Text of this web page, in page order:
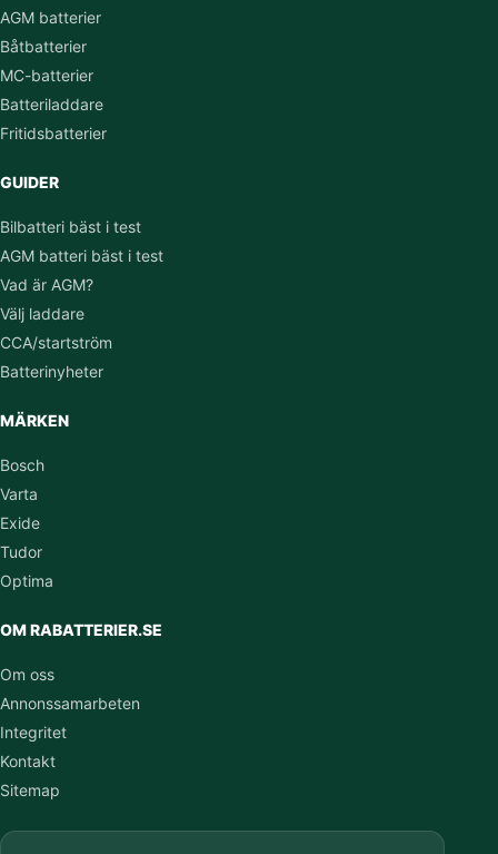
AGM batterier
Båtbatterier
MC-batterier
Batteriladdare
Fritidsbatterier
GUIDER
Bilbatteri bäst i test
AGM batteri bäst i test
Vad är AGM?
Välj laddare
CCA/startström
Batterinyheter
MÄRKEN
Bosch
Varta
Exide
Tudor
Optima
OM RABATTERIER.SE
Om oss
Annonssamarbeten
Integritet
Kontakt
Sitemap